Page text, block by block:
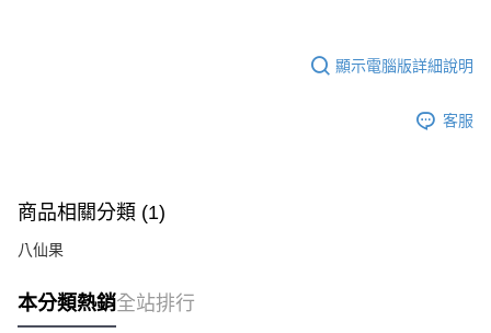
顯示電腦版詳細說明
客服
商品相關分類 (1)
八仙果
本分類熱銷全站排行